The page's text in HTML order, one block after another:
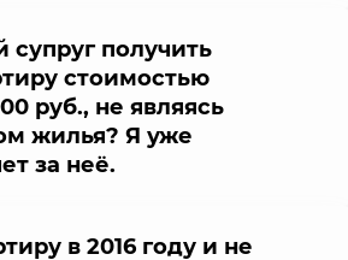
получить
стоимостью
руб., не являясь
жилья? Я уже
за неё.
в 2016 году и не